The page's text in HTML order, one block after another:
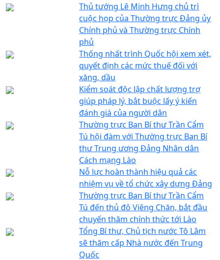
Thủ tướng Lê Minh Hưng chủ trì
cuộc họp của Thường trực Đảng ủy
Chính phủ và Thường trực Chính
phủ
Thống nhất trình Quốc hội xem xét,
quyết định các mức thuế đối với
xăng, dầu
Kiểm soát độc lập chất lượng trợ
giúp pháp lý, bắt buộc lấy ý kiến
đánh giá của người dân
Thường trực Ban Bí thư Trần Cẩm
Tú hội đàm với Thường trực Ban Bí
thư Trung ương Đảng Nhân dân
Cách mạng Lào
Nỗ lực hoàn thành hiệu quả các
nhiệm vụ về tổ chức xây dựng Đảng
Thường trực Ban Bí thư Trần Cẩm
Tú đến thủ đô Viêng Chăn, bắt đầu
chuyến thăm chính thức tới Lào
Tổng Bí thư, Chủ tịch nước Tô Lâm
sẽ thăm cấp Nhà nước đến Trung
Quốc